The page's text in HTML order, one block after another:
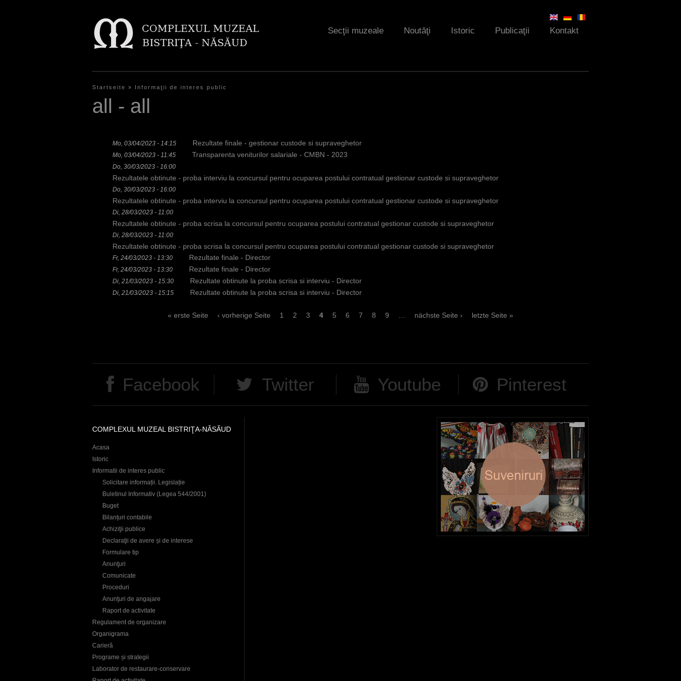
Secţii muzeale Noutăţi Istoric Publicaţii Kontakt
S
Startseite » Informaţii de interes public
all - all
Mo, 03/04/2023 - 14:15 Rezultate finale - gestionar custode si supraveghetor
Mo, 03/04/2023 - 11:45 Transparenta veniturilor salariale - CMBN - 2023
Do, 30/03/2023 - 16:00
Rezultatele obtinute - proba interviu la concursul pentru ocuparea postului contratual gestionar custode si supraveghetor
Do, 30/03/2023 - 16:00
Rezultatele obtinute - proba interviu la concursul pentru ocuparea postului contratual gestionar custode si supraveghetor
Di, 28/03/2023 - 11:00
Rezultatele obtinute - proba scrisa la concursul pentru ocuparea postului contratual gestionar custode si supraveghetor
Di, 28/03/2023 - 11:00
Rezultatele obtinute - proba scrisa la concursul pentru ocuparea postului contratual gestionar custode si supraveghetor
Fr, 24/03/2023 - 13:30 Rezultate finale - Director
Fr, 24/03/2023 - 13:30 Rezultate finale - Director
Di, 21/03/2023 - 15:30 Rezultate obtinute la proba scrisa si interviu - Director
Di, 21/03/2023 - 15:15 Rezultate obtinute la proba scrisa si interviu - Director
t
e
« erste Seite ‹ vorherige Seite 1 2 3 4 5 6 7 8 9 nächste Seite › letzte Seite »
Facebook Twitter Youtube Pinterest
COMPLEXUL MUZEAL BISTRIŢA-NĂSĂUD
Acasa
Istoric
Informatii de interes public
Solicitare informații. Legislație
Buletinul Informativ (Legea 544/2001)
Buget
Bilanțuri contabile
Achiziţii publice
Declaraţii de avere și de interese
Formulare tip
Anunţuri
Comunicate
Proceduri
Anunţuri de angajare
Raport de activitate
Regulament de organizare
Organigrama
Carieră
Programe și strategii
Laborator de restaurare-conservare